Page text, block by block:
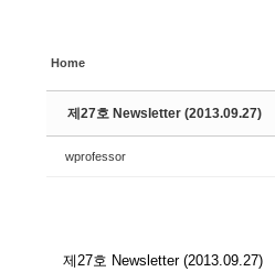
Home
제27호 Newsletter (2013.09.27)
wprofessor
제27호 Newsletter (2013.09.27)